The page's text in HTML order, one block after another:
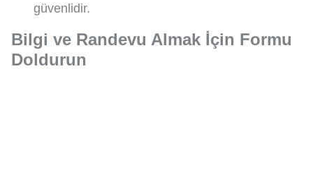
güvenlidir.
Bilgi ve Randevu Almak İçin Formu
Doldurun